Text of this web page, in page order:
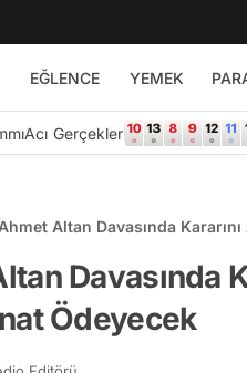
EĞLENCE YEMEK
Acı Gerçekler
Altan Davasında
Davasında
Ödeyecek